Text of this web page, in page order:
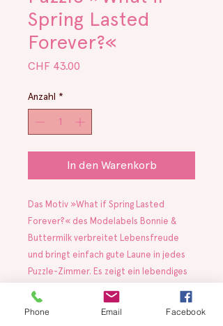
Spring Lasted
Forever?«
CHF 43.00
Anzahl *
In den Warenkorb
Das Motiv »What if Spring Lasted
Forever?« des Modelabels Bonnie &
Buttermilk verbreitet Lebensfreude
und bringt einfach gute Laune in jedes
Puzzle-Zimmer. Es zeigt ein lebendiges
und dennoch verbunden. Es erinnert
Phone Email Facebook